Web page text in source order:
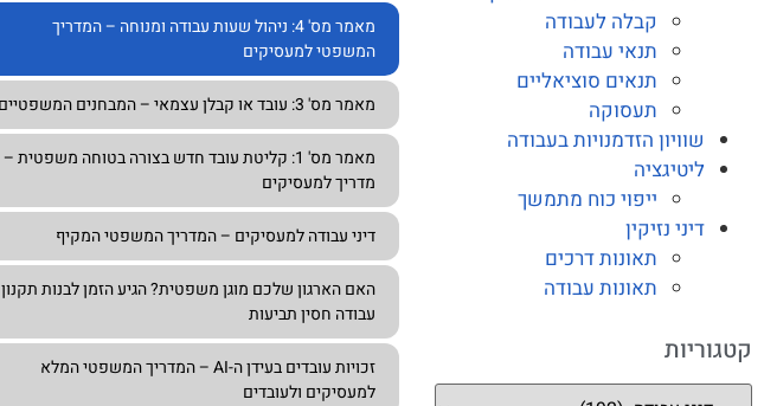
קבלה לעבודה
תנאי עבודה
תנאים סוציאליים
תעסוקה
שוויון הזדמנויות בעבודה
ליטיגציה
ייפוי כוח מתמשך
דיני נזיקין
תאונות דרכים
תאונות עבודה
קטגוריות
מאמר מס' 4: ניהול שעות עבודה ומנוחה – המדריך
המשפטי למעסיקים
מאמר מס' 3: עובד או קבלן עצמאי – המבחנים המשפטיים
מאמר מס' 1: קליטת עובד חדש בצורה בטוחה משפטית –
מדריך למעסיקים
דיני עבודה למעסיקים – המדריך המשפטי המקיף
האם הארגון שלכם מוגן משפטית? הגיע הזמן לבנות תקנון
עבודה חסין תביעות
זכויות עובדים בעידן ה-AI – המדריך המשפטי המלא
למעסיקים ולעובדים